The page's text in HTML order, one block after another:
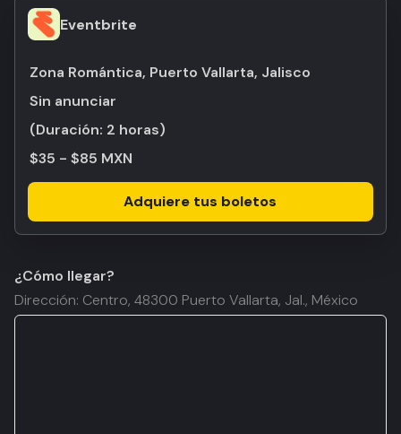
Eventbrite
Zona Romántica, Puerto Vallarta, Jalisco
Sin anunciar
(Duración: 2 horas)
$35 - $85 MXN
Adquiere tus boletos
¿Cómo llegar?
Dirección: Centro, 48300 Puerto Vallarta, Jal., México